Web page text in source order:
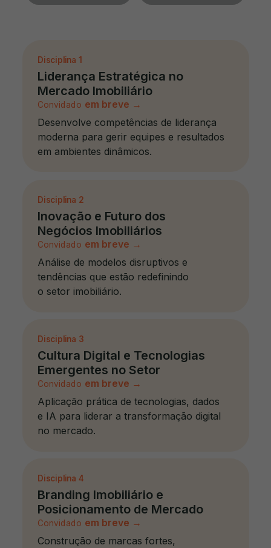
Liderança Estratégica no
Mercado Imobiliário
Desenvolve competências de liderança
moderna para gerir equipes e resultados
em ambientes dinâmicos.
Disciplina 1
Convidado em breve →
Inovação e Futuro dos
Negócios Imobiliários
Análise de modelos disruptivos e
tendências que estão redefinindo
o setor imobiliário.
Disciplina 2
Convidado em breve →
Cultura Digital e Tecnologias
Emergentes no Setor
Aplicação prática de tecnologias, dados
e IA para liderar a transformação digital
no mercado.
Disciplina 3
Convidado em breve →
Branding Imobiliário e
Posicionamento de Mercado
Construção de marcas fortes,
Disciplina 4
Convidado em breve →